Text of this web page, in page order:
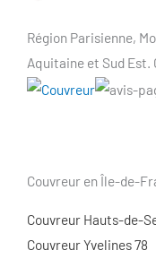
Région Parisienne,
Aquitaine et Sud Est.
Couvreur en Île-de-
Couvreur Hauts-de-
Couvreur Yvelines 78